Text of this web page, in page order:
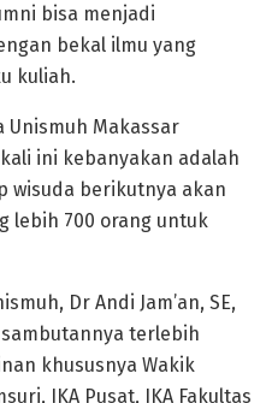
bisa menjadi
bekal ilmu yang
kuliah.
Unismuh Makassar
ini kebanyakan adalah
wisuda berikutnya akan
lebih 700 orang untuk
Dr Andi Jam’an, SE,
terlebih
khususnya Wakik
IKA Pusat, IKA Fakultas